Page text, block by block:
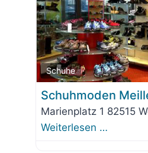
Schuhe
Schuhmoden
Marienplatz 1 82515
Weiterlesen …